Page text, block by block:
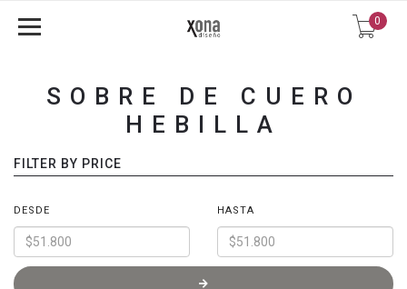
0
SOBRE DE CUERO
HEBILLA
FILTER BY PRICE
DESDE HASTA